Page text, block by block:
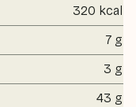
320 kcal
7 g
3 g
43 g